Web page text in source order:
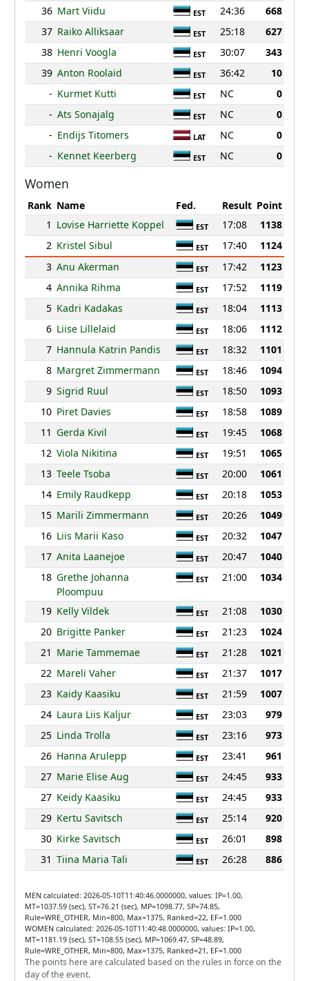
36 Mart Viidu EST 24:36
668
37 Raiko Alliksaar EST 25:18
627
38 Henri Voogla EST 30:07
343
39 Anton Roolaid EST 36:42
10
- Kurmet Kutti EST NC
0
- Ats Sonajalg EST NC
0
- Endijs Titomers LAT NC
0
- Kennet Keerberg EST NC 0
Women
Rank Name Fed. Result Point
1 Lovise Harriette Koppel EST 17:08
1138
2 Kristel Sibul EST 17:40
1124
3 Anu Akerman EST 17:42
1123
4 Annika Rihma EST 17:52
1119
5 Kadri Kadakas EST 18:04
1113
6 Liise Lillelaid EST 18:06
1112
7 Hannula Katrin Pandis EST 18:32
1101
8 Margret Zimmermann EST 18:46
1094
9 Sigrid Ruul EST 18:50
1093
10 Piret Davies EST 18:58
1089
11 Gerda Kivil EST 19:45
1068
12 Viola Nikitina EST 19:51
1065
13 Teele Tsoba EST 20:00
1061
14 Emily Raudkepp EST 20:18
1053
15 Marili Zimmermann EST 20:26
1049
16 Liis Marii Kaso EST 20:32
1047
17 Anita Laanejoe EST 20:47
1040
18 Grethe Johanna
Ploompuu
EST 21:00 1034
19 Kelly Vildek EST 21:08
1030
20 Brigitte Panker EST 21:23
1024
21 Marie Tammemae EST 21:28
1021
22 Mareli Vaher EST 21:37
1017
23 Kaidy Kaasiku EST 21:59
1007
24 Laura Liis Kaljur EST 23:03
979
25 Linda Trolla EST 23:16
973
26 Hanna Arulepp EST 23:41
961
27 Marie Elise Aug EST 24:45
933
27 Keidy Kaasiku EST 24:45
933
29 Kertu Savitsch EST 25:14
920
30 Kirke Savitsch EST 26:01
898
31 Tiina Maria Tali EST 26:28 886
MEN calculated: 2026-05-10T11:40:46.0000000, values: IP=1.00,
MT=1037.59 (sec), ST=76.21 (sec), MP=1098.77, SP=74.85,
Rule=WRE_OTHER, Min=800, Max=1375, Ranked=22, EF=1.000
WOMEN calculated: 2026-05-10T11:40:48.0000000, values: IP=1.00,
MT=1181.19 (sec), ST=108.55 (sec), MP=1069.47, SP=48.89,
Rule=WRE_OTHER, Min=800, Max=1375, Ranked=21, EF=1.000
The points here are calculated based on the rules in force on the
day of the event.